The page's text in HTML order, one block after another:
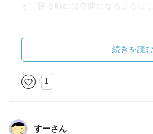
ど、寝る時には空腹になるように
『②血液を増やす』
23時までに寝る 汗
なるべく早く寝るようにしよう
そして朝日を7時までに浴びる
続きを読む
1
すーさん